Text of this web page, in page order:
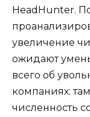
HeadHunter.
увеличение
ожидают
всего об
компаниях: там
численность